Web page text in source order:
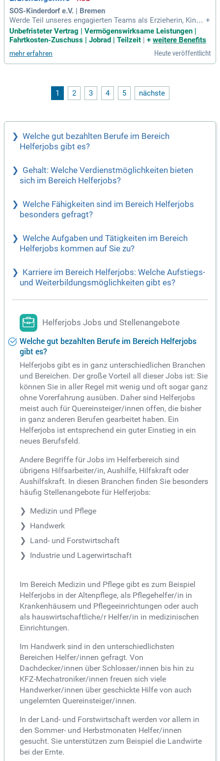
SOS-Kinderdorf e.V. | Bremen
Werde Teil unseres engagierten Teams als Erzieherin, Kinde
rkrankenpflegerin oder Sozialpädagogin (m/w/d) im Betreuu
ngsdienst der stationären Erziehungshilfe in Bremen. Wir bi
38,5 Stunden/Woche). Unser Geschwisterhaus betreut Gesc
hwister während Inobhutnahmen, um ihre familiäre Identität
hren. Hier arbeitest du in einem multiprofessionellen Team
und schaffst einen angstfreien Schutzraum. Bewirb dich initi
+
Unbefristeter Vertrag | Vermögenswirksame Leistungen |
Fahrtkosten-Zuschuss | Jobrad | Teilzeit | + weitere Benefits
mehr erfahren Heute veröffentlicht
1 2 3 4 5 nächste
Welche gut bezahlten Berufe im Bereich
Helferjobs gibt es?
Gehalt: Welche Verdienstmöglichkeiten bieten
sich im Bereich Helferjobs?
Welche Fähigkeiten sind im Bereich Helferjobs
besonders gefragt?
Welche Aufgaben und Tätigkeiten im Bereich
Helferjobs kommen auf Sie zu?
Karriere im Bereich Helferjobs: Welche Aufstiegs-
und Weiterbildungsmöglichkeiten gibt es?
Helferjobs Jobs und Stellenangebote
Welche gut bezahlten Berufe im Bereich Helferjobs
gibt es?
Helferjobs gibt es in ganz unterschiedlichen Branchen
und Bereichen. Der große Vorteil all dieser Jobs ist: Sie
können Sie in aller Regel mit wenig und oft sogar ganz
ohne Vorerfahrung ausüben. Daher sind Helferjobs
meist auch für Quereinsteiger/innen offen, die bisher
in ganz anderen Berufen gearbeitet haben. Ein
Helferjobs ist entsprechend ein guter Einstieg in ein
neues Berufsfeld.
Andere Begriffe für Jobs im Helferbereich sind
übrigens Hilfsarbeiter/in, Aushilfe, Hilfskraft oder
Aushilfskraft. In diesen Branchen finden Sie besonders
häufig Stellenangebote für Helferjobs:
Medizin und Pflege
Handwerk
Land- und Forstwirtschaft
Industrie und Lagerwirtschaft
Im Bereich Medizin und Pflege gibt es zum Beispiel
Helferjobs in der Altenpflege, als Pflegehelfer/in in
Krankenhäusern und Pflegeeinrichtungen oder auch
als hauswirtschaftliche/r Helfer/in in medizinischen
Einrichtungen.
Im Handwerk sind in den unterschiedlichsten
Bereichen Helfer/innen gefragt. Von
Dachdecker/innen über Schlosser/innen bis hin zu
KFZ-Mechatroniker/innen freuen sich viele
Handwerker/innen über geschickte Hilfe von auch
ungelernten Quereinsteiger/innen.
In der Land- und Forstwirtschaft werden vor allem in
den Sommer- und Herbstmonaten Helfer/innen
gesucht. Sie unterstützen zum Beispiel die Landwirte
bei der Ernte.